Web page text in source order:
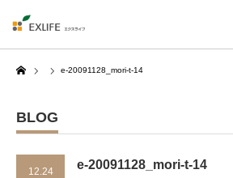
Home
e-20091128_mori-t-14
BLOG
12.24
e-20091128_mori-t-14